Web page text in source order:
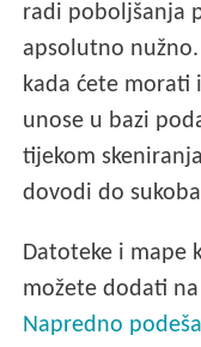
radi poboljšanja
apsolutno
kada ćete morati
unose u bazi
tijekom
dovodi do
Datoteke i mape
možete dodati
Napredno